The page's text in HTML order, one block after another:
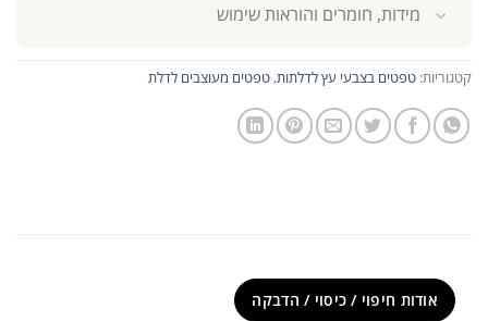
מידות, חומרים והוראות שימוש
קטגוריות: טפטים בצבעי עץ לדלתות, טפטים מעוצבים לדלת
אודות חיפוי / כיסוי / הדבקה